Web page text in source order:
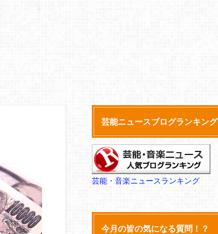
芸能ニュースブログランキング
芸能・音楽ニュースランキング
今月の皆の気になる質問！？